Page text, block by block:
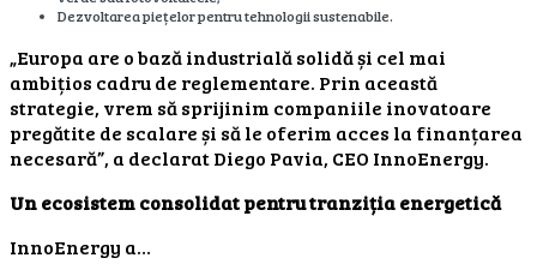
Dezvoltarea piețelor pentru tehnologii sustenabile.
„Europa are o bază industrială solidă și cel mai
ambițios cadru de reglementare. Prin această
strategie, vrem să sprijinim companiile inovatoare
pregătite de scalare și să le oferim acces la finanțarea
necesară”, a declarat Diego Pavia, CEO InnoEnergy.
Un ecosistem consolidat pentru tranziția energetică
InnoEnergy a…